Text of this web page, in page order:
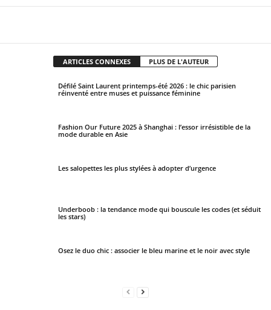
ARTICLES CONNEXES PLUS DE L'AUTEUR
Défilé Saint Laurent printemps-été 2026 : le chic parisien
réinventé entre muses et puissance féminine
Fashion Our Future 2025 à Shanghai : l’essor irrésistible de la
mode durable en Asie
Les salopettes les plus stylées à adopter d’urgence
Underboob : la tendance mode qui bouscule les codes (et séduit
les stars)
Osez le duo chic : associer le bleu marine et le noir avec style